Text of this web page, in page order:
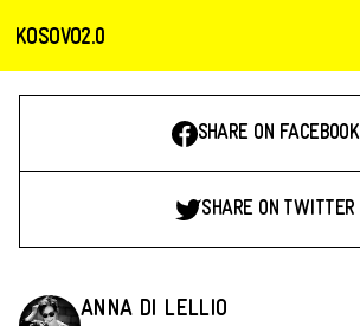
KOSOVO2.0
SHARE ON FACEBOOK
SHARE ON TWITTER
ANNA DI LELLIO